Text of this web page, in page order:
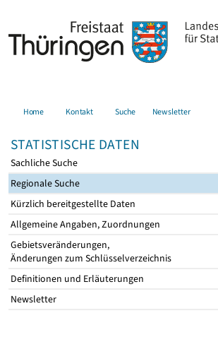
Home Kontakt Suche Newsletter
STATISTISCHE DATEN
Sachliche Suche
Regionale Suche
Kürzlich bereitgestellte Daten
Allgemeine Angaben, Zuordnungen
Gebietsveränderungen,
Änderungen zum Schlüsselverzeichnis
Definitionen und Erläuterungen
Newsletter